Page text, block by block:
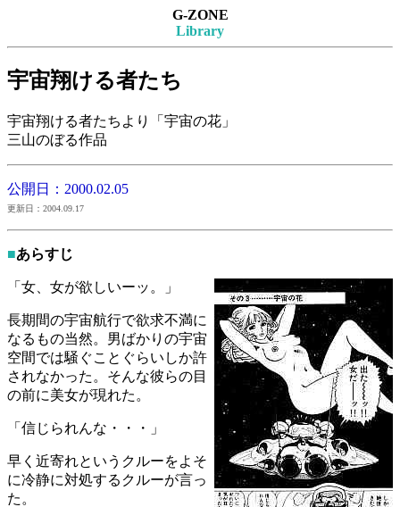
G-ZONE
Library
宇宙翔ける者たち
宇宙翔ける者たちより「宇宙の花」
三山のぼる作品
公開日：2000.02.05
更新日：2004.09.17
■あらすじ
「女、女が欲しいーッ。」
長期間の宇宙航行で欲求不満に
なるもの当然。男ばかりの宇宙
空間では騒ぐことぐらいしか許
されなかった。そんな彼らの目
の前に美女が現れた。
「信じられんな・・・」
早く近寄れというクルーをよそ
に冷静に対処するクルーが言っ
た。